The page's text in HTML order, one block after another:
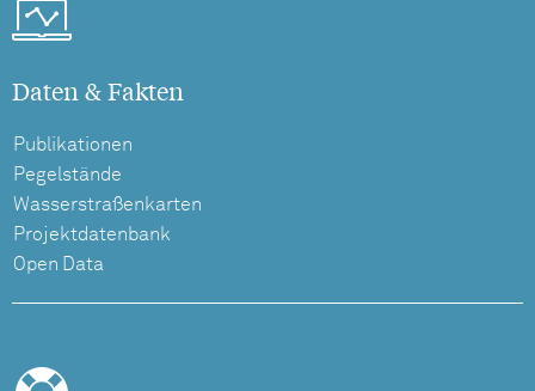
Daten & Fakten
Publikationen
Pegelstände
Wasserstraßenkarten
Projektdatenbank
Open Data